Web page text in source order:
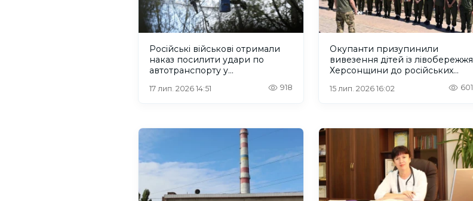
Російські військові отримали
наказ посилити удари по
автотранспорту у
17 лип. 2026 14:51 918
Окупанти призупинили
вивезення дітей із лівобережжя
Херсонщини до російських
15 лип. 2026 16:02 601